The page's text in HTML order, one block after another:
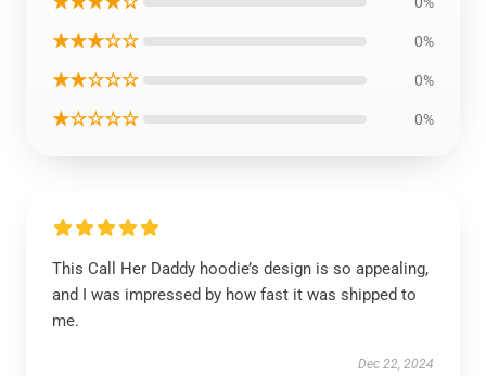
★★★☆☆ 0%
★★☆☆☆ 0%
★☆☆☆☆ 0%
This Call Her Daddy hoodie’s design is so appealing,
and I was impressed by how fast it was shipped to
me.
Dec 22, 2024